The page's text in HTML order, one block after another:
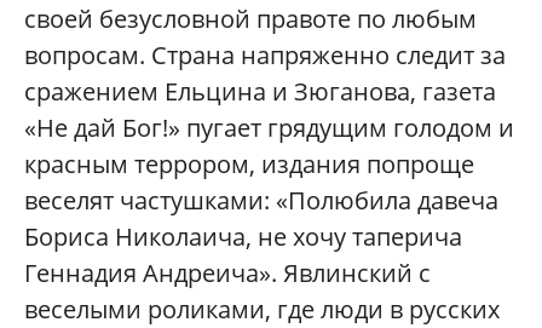
своей безусловной правоте по любым
вопросам. Страна напряженно следит за
сражением Ельцина и Зюганова, газета
«Не дай Бог!» пугает грядущим голодом и
красным террором, издания попроще
веселят частушками: «Полюбила давеча
Бориса Николаича, не хочу таперича
Геннадия Андреича». Явлинский с
веселыми роликами, где люди в русских